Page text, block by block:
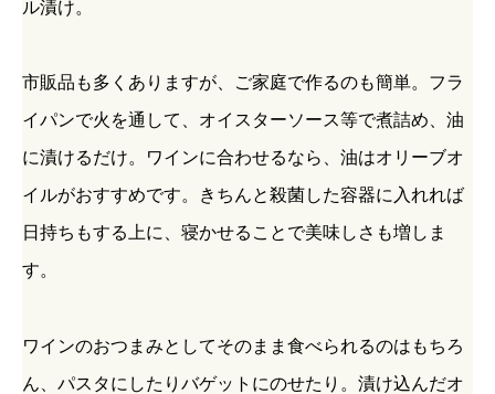
ル漬け。
市販品も多くありますが、ご家庭で作るのも簡単。フラ
イパンで火を通して、オイスターソース等で煮詰め、油
に漬けるだけ。ワインに合わせるなら、油はオリーブオ
イルがおすすめです。きちんと殺菌した容器に入れれば
日持ちもする上に、寝かせることで美味しさも増しま
す。
ワインのおつまみとしてそのまま食べられるのはもちろ
ん、パスタにしたりバゲットにのせたり。漬け込んだオ